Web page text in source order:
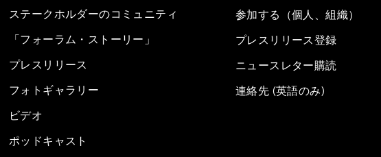
ステークホルダーのコミュニティ
「フォーラム・ストーリー」
プレスリリース
フォトギャラリー
ビデオ
ポッドキャスト
参加する（個人、組織）
プレスリリース登録
ニュースレター購読
連絡先 (英語のみ)